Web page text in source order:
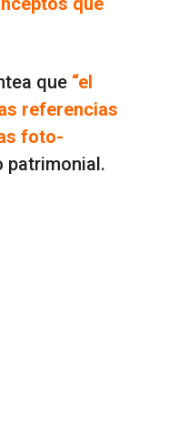
que “el
referencias
foto-
patrimonial.